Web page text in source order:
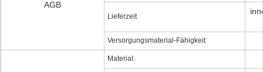
AGB
Lieferzeit
Versorgungsmaterial-Fähigkeit
Material: